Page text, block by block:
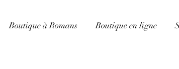
Boutique à Romans Boutique en ligne